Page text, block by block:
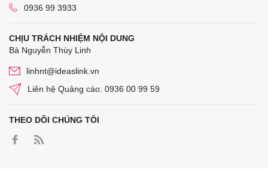
0936 99 3933
CHỊU TRÁCH NHIỆM NỘI DUNG
Bà Nguyễn Thùy Linh
linhnt@ideaslink.vn
Liên hệ Quảng cáo: 0936 00 99 59
THEO DÕI CHÚNG TÔI